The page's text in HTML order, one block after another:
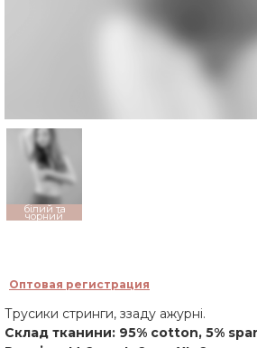
білий та
чорний
Оптовая регистрация
Трусики стринги, ззаду ажурні.
Склад тканини: 95% cotton, 5%